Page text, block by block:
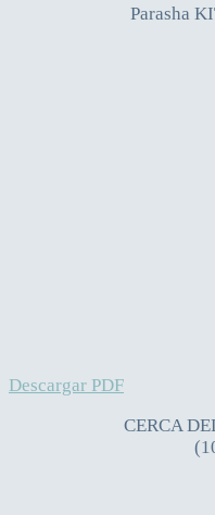
Parasha
Descargar PDF
CERCA